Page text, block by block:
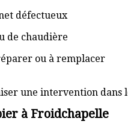
défectueux
de chaudière
ou à remplacer
une intervention dans
à Froidchapelle